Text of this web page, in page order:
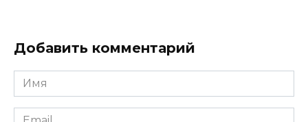
Добавить комментарий
Имя
Email